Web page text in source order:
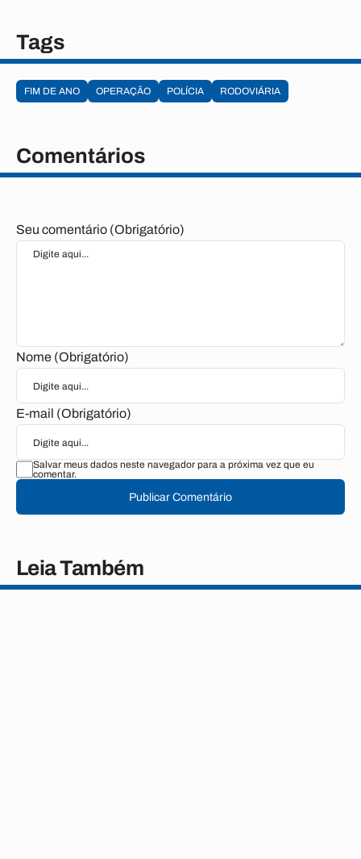
Tags
FIM DE ANO OPERAÇÃO POLÍCIA RODOVIÁRIA
Comentários
Seu comentário (Obrigatório)
Nome (Obrigatório)
E-mail (Obrigatório)
Salvar meus dados neste navegador para a próxima vez que eu
comentar.
Publicar Comentário
Leia Também